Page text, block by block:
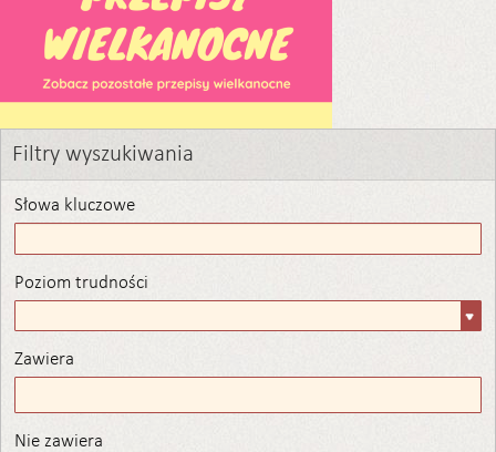
Filtry wyszukiwania
Słowa kluczowe
Poziom trudności
trudności
Zawiera
Nie zawiera